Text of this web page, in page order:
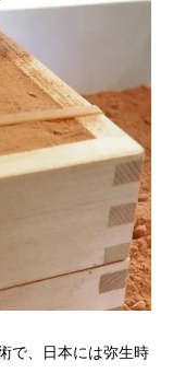
で、日本には弥生時